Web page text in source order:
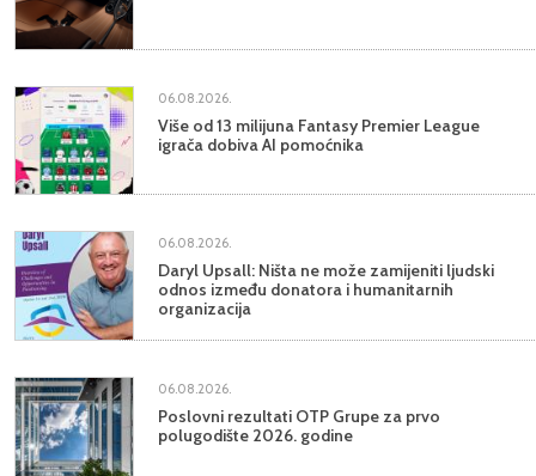
06.08.2026.
Više od 13 milijuna Fantasy Premier League
igrača dobiva AI pomoćnika
06.08.2026.
Daryl Upsall: Ništa ne može zamijeniti ljudski
odnos između donatora i humanitarnih
organizacija
06.08.2026.
Poslovni rezultati OTP Grupe za prvo
polugodište 2026. godine